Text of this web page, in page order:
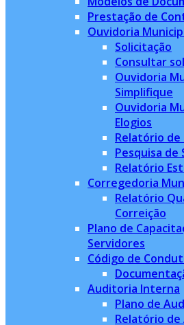
Prestação de
Ouvidoria
Solicitação
Consultar
Ouvidoria
Simplifique
Ouvidoria
Elogios
Relatório de
Pesquisa de
Relatório
Corregedoria
Relatório
Correição
Plano de
Servidores
Código de
Auditoria Interna
Plano de
Relatório